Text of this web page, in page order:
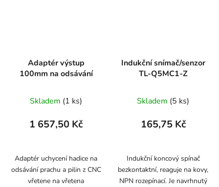
Adaptér výstup
100mm na odsávání
Skladem (1 ks)
1 657,50 Kč
Adaptér uchycení hadice na
odsávání prachu a pilin z CNC
vřetene na vřetena
Indukční snímač/senzor
TL-Q5MC1-Z
Skladem (5 ks)
165,75 Kč
Indukční koncový spínač
bezkontaktní, reaguje na kovy,
NPN rozepínací. Je navrhnutý